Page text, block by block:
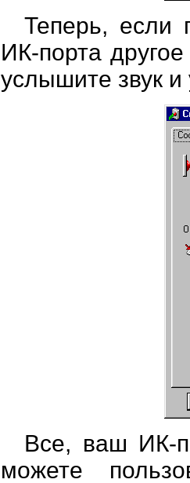
Теперь, если
ИК-порта
услышите звук и
Все, ваш ИК-
можете